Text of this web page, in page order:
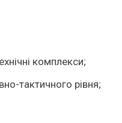
комплекси;
тактичного рівня;